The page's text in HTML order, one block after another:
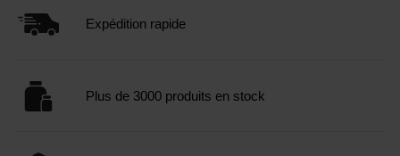
Expédition rapide
Plus de 3000 produits en stock